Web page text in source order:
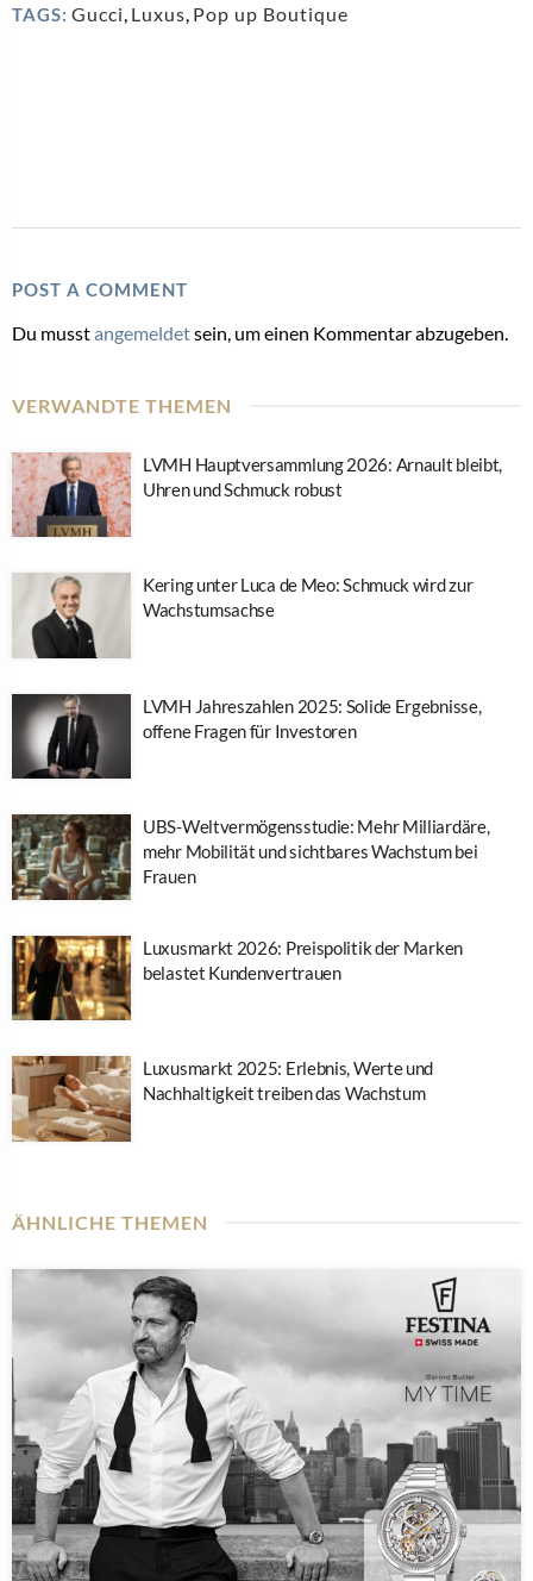
TAGS: Gucci, Luxus, Pop up Boutique
POST A COMMENT
Du musstangemeldetsein, um einen Kommentar abzugeben.
VERWANDTE THEMEN
LVMH Hauptversammlung 2026: Arnault bleibt,
Uhren und Schmuck robust
Kering unter Luca de Meo: Schmuck wird zur
Wachstumsachse
LVMH Jahreszahlen 2025: Solide Ergebnisse,
offene Fragen für Investoren
UBS-Weltvermögensstudie: Mehr Milliardäre,
mehr Mobilität und sichtbares Wachstum bei
Frauen
Luxusmarkt 2026: Preispolitik der Marken
belastet Kundenvertrauen
Luxusmarkt 2025: Erlebnis, Werte und
Nachhaltigkeit treiben das Wachstum
ÄHNLICHE THEMEN